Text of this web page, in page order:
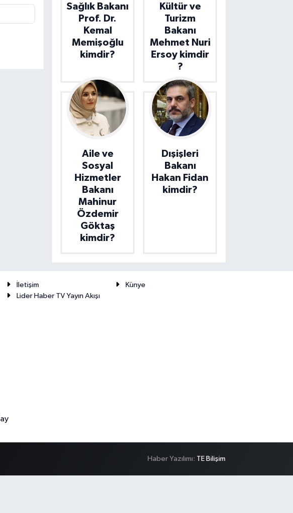
Sağlık Bakanı
Prof. Dr.
Kemal
Memişoğlu
kimdir?
Kültür ve
Turizm
Bakanı
Mehmet Nuri
Ersoy kimdir
?
Aile ve
Sosyal
Hizmetler
Bakanı
Mahinur
Özdemir
Göktaş
kimdir?
Dışişleri
Bakanı
Hakan Fidan
kimdir?
İletişim
Künye
Lider Haber TV Yayın Akışı
Haber Yazılımı: TE Bilişim